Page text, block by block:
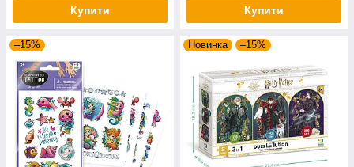
Купити Купити
–15% Новинка –15%